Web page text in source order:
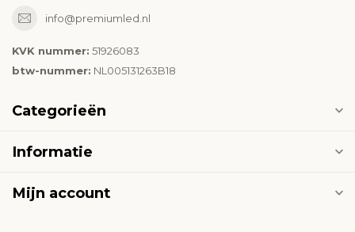
info@premiumled.nl
KVK nummer: 51926083
btw-nummer: NL005131263B18
Categorieën
Informatie
Mijn account